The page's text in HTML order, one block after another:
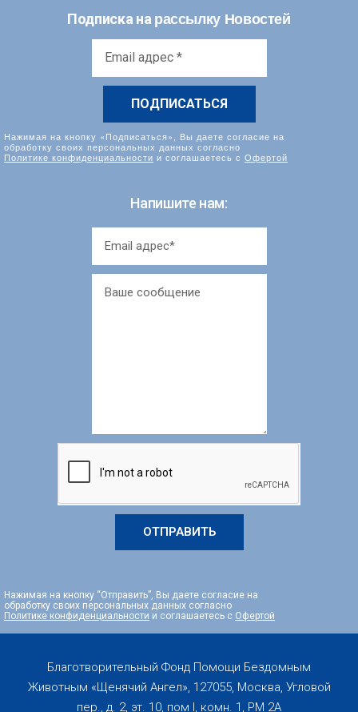
Подписка на рассылку Новостей
Нажимая на кнопку «Подписаться», Вы даете согласие на
обработку своих персональных данных согласно
Политике конфиденциальности и соглашаетесь с Офертой
Напишите нам:
ОТПРАВИТЬ
Нажимая на кнопку “Отправить”, Вы даете согласие на
обработку своих персональных данных согласно
Политике конфиденциальности и соглашаетесь с Офертой
Благотворительный Фонд Помощи Бездомным
Животным «Щенячий Ангел», 127055, Москва, Угловой
пер., д. 2, эт. 10, пом I, комн. 1, PM 2А